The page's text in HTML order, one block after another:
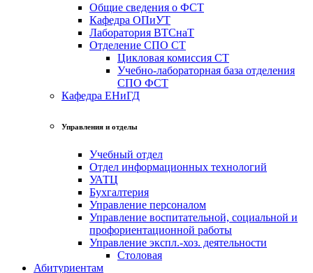
Общие сведения о ФСТ
Кафедра ОПиУТ
Лаборатория ВТСнаТ
Отделение СПО СТ
Цикловая комиссия СТ
Учебно-лабораторная база отделения
СПО ФСТ
Кафедра ЕНиГД
Управления и отделы
Учебный отдел
Отдел информационных технологий
УАТЦ
Бухгалтерия
Управление персоналом
Управление воспитательной, социальной и
профориентационной работы
Управление экспл.-хоз. деятельности
Столовая
Абитуриентам